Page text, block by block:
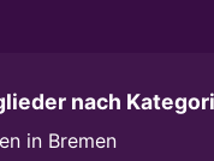
nach
in Bremen